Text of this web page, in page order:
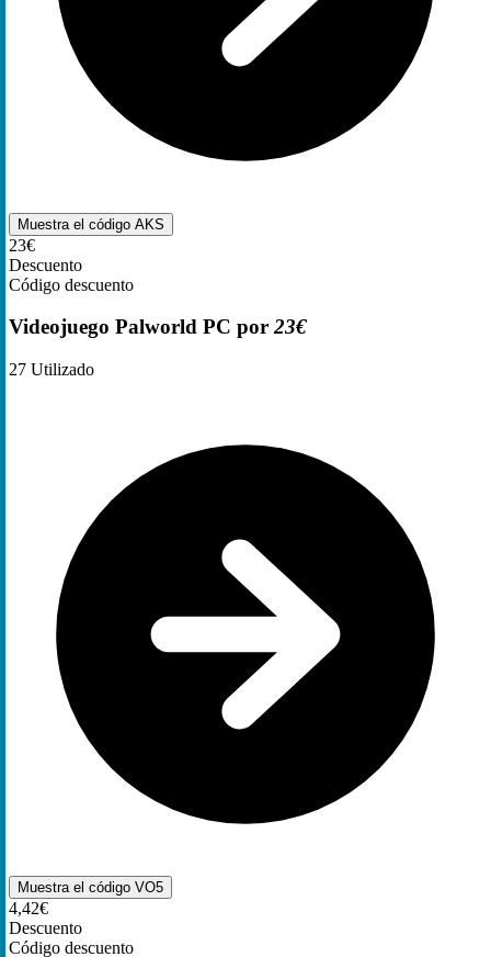
Muestra el código AKS
23€
Descuento
Código descuento
Videojuego Palworld PC por23€
27 Utilizado
Muestra el código VO5
4,42€
Descuento
Código descuento